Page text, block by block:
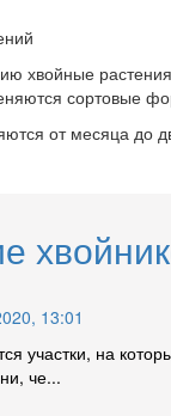
хвойные
сортовые
от месяца до
13:01
участки, на
че...